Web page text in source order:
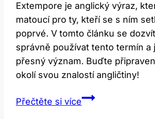
Extempore je anglický výraz,
matoucí pro ty, kteří se s ním
poprvé. V tomto článku se
správně používat tento termín a
přesný význam. Buďte
okolí svou znalostí angličtiny!
Přečtěte si víceExtempore: